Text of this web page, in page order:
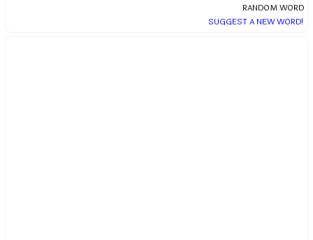
RANDOM WORD
SUGGEST A NEW WORD!